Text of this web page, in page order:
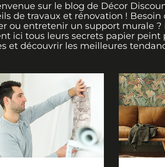
sur le blog de Décor
de travaux et rénovation ! Besoin
ou entretenir un support murale ?
ici tous leurs secrets papier peint
et découvrir les meilleures